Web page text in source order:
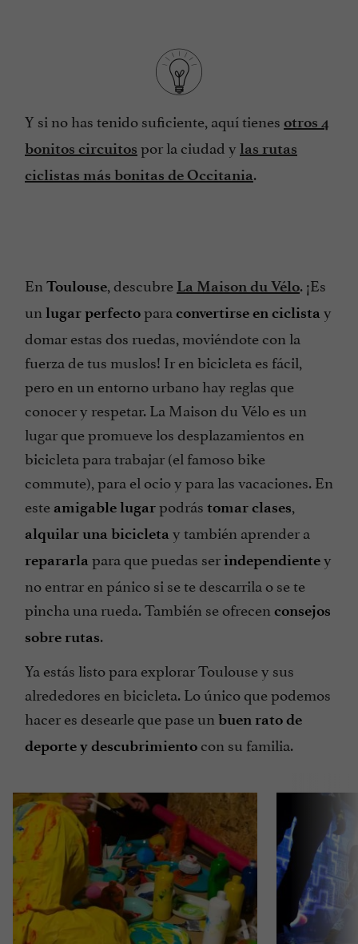
Y si no has tenido suficiente, aquí tienes otros 4
bonitos circuitos por la ciudad y las rutas
ciclistas más bonitas de Occitania.
En Toulouse, descubre La Maison du Vélo. ¡Es
un lugar perfectopara convertirse en ciclista y
domar estas dos ruedas, moviéndote con la
fuerza de tus muslos! Ir en bicicleta es fácil,
pero en un entorno urbano hay reglas que
conocer y respetar. La Maison du Vélo es un
lugar que promueve los desplazamientos en
bicicleta para trabajar (el famoso bike
commute), para el ocio y para las vacaciones. En
este amigable lugarpodrás tomar clases,
alquilar una bicicleta y también aprender a
repararla para que puedas serindependientey
no entrar en pánico si se te descarrila o se te
pincha una rueda. También se ofrecen consejos
sobre rutas.
Ya estás listo para explorar Toulouse y sus
alrededores en bicicleta. Lo único que podemos
hacer es desearle que pase un buen rato de
deporte y descubrimiento con su familia.